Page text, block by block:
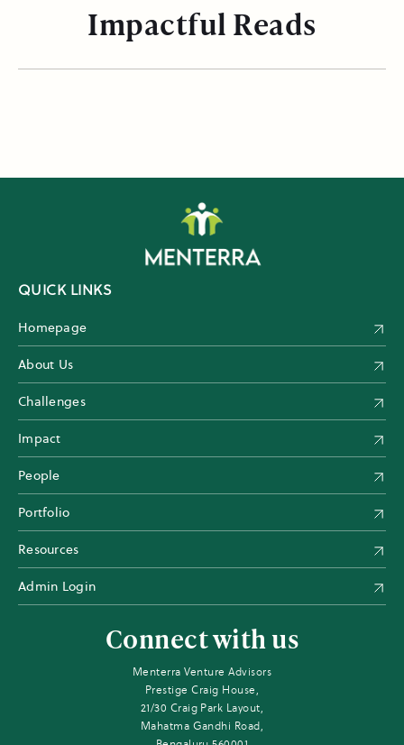
Impactful Reads
QUICK LINKS
Homepage
About Us
Challenges
Impact
People
Portfolio
Resources
Admin Login
Connect with us
Menterra Venture Advisors
Prestige Craig House,
21/30 Craig Park Layout,
Mahatma Gandhi Road,